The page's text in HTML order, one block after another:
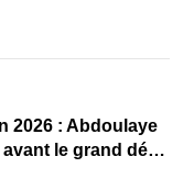
2026 : Abdoulaye
le grand défi